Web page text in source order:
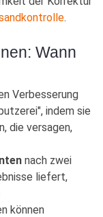
.
Wann
Verbesserung
indem sie
die versagen,
nach zwei
liefert,
können